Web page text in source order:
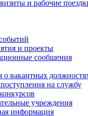
и рабочие
и проекты
сообщения
о вакантных
на службу
учреждения
информация